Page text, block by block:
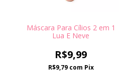
Máscara Para Cílios 2 em 1
Lua E Neve
R$9,99
R$9,79 com Pix